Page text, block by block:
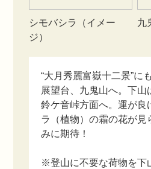
シモバシラ（イメー
ジ）
九
“大月秀麗富嶽十二景”に
展望台、九鬼山へ。下山
鈴ケ音峠方面へ。運が良
ラ（植物）の霜の花が見
みに期待！
※登山に不要な荷物を下